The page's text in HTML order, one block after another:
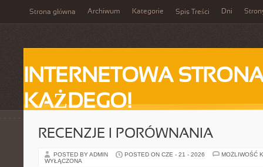
Strona główna Archiwum Kategorie Spis Treści Dni
INTERNETOWA
KAŻDEGO!
RECENZJE I PORÓWNANIA
POSTED BY ADMIN POSTED ON CZE - 21 - 2026
MOŻLIWOŚĆ
WYŁĄCZONA